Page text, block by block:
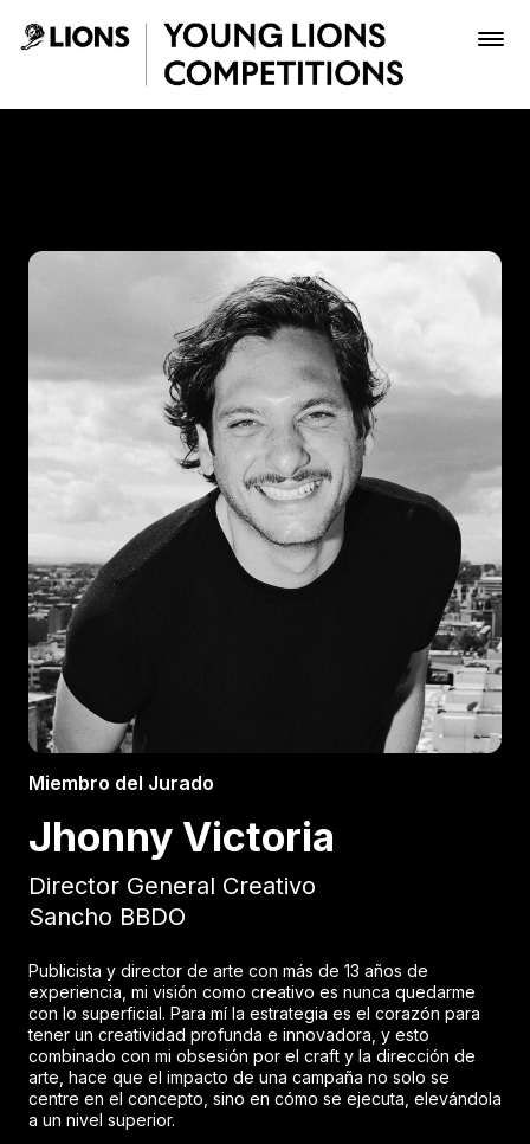
Saltar al contenido principal
Inscribir
Boletería
Miembro del Jurado
Jhonny Victoria
Director General Creativo
Sancho BBDO
Publicista y director de arte con más de 13 años de
experiencia, mi visión como creativo es nunca quedarme
con lo superficial. Para mí la estrategia es el corazón para
tener un creatividad profunda e innovadora, y esto
combinado con mi obsesión por el craft y la dirección de
arte, hace que el impacto de una campaña no solo se
centre en el concepto, sino en cómo se ejecuta, elevándola
a un nivel superior.